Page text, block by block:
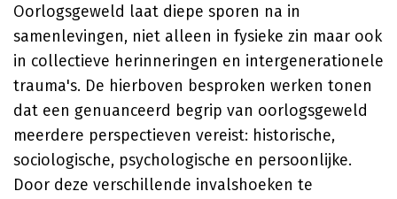
Oorlogsgeweld laat diepe sporen na in
samenlevingen, niet alleen in fysieke zin maar ook
in collectieve herinneringen en intergenerationele
trauma's. De hierboven besproken werken tonen
dat een genuanceerd begrip van oorlogsgeweld
meerdere perspectieven vereist: historische,
sociologische, psychologische en persoonlijke.
Door deze verschillende invalshoeken te